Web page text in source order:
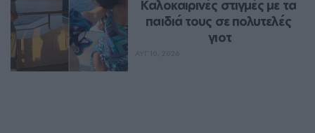
Καλοκαιρινές στιγμές με τα
παιδιά τους σε πολυτελές
γιοτ